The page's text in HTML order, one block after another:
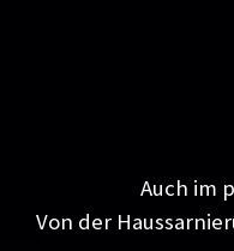
Auch im
Von der